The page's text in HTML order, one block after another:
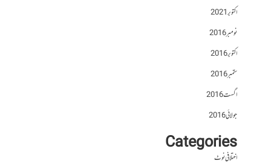
اکتوبر 2021
نومبر 2016
اکتوبر 2016
ستمبر 2016
اگست 2016
جولائی 2016
Categories
اختلافی نوٹ